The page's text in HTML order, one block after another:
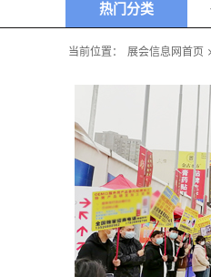
热门分类
当前位置： 展会信息网首页